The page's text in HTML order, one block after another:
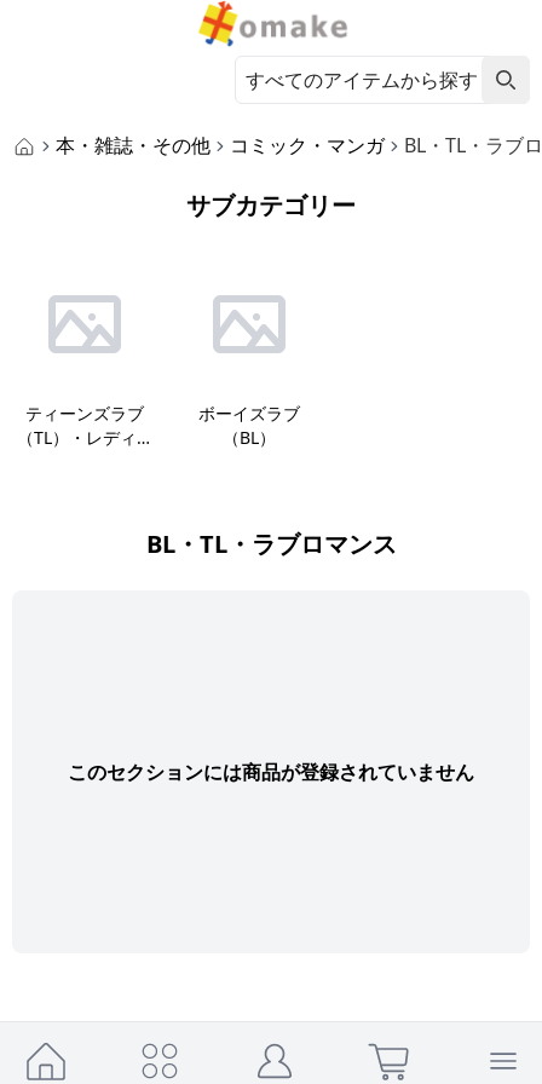
本・雑誌・その他 コミック・マンガ BL・TL・ラブ
サブカテゴリー
ティーンズラブ
（TL）・レディコ
ボーイズラブ
（BL）
BL・TL・ラブロマンス
このセクションには商品が登録されていません